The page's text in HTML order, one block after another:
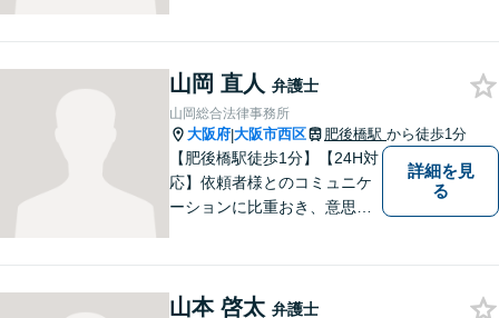
強く意識しております！
山岡 直人 弁護士
山岡総合法律事務所
大阪府|大阪市西区 肥後橋駅 から徒歩1分
【肥後橋駅徒歩1分】【24H対
応】依頼者様とのコミュニケ
ーションに比重おき、意思疎
事案にも対応いたします。
詳細を見
る
山本 啓太 弁護士